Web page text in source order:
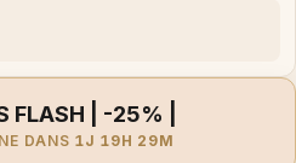
FLASH | -25% |
DANS 1J 19H 29M